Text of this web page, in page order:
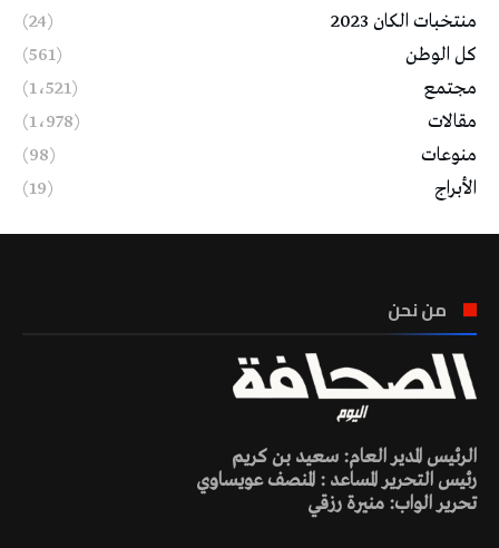
منتخبات الكان 2023
(24)
كل الوطن
(561)
مجتمع
(1٬521)
مقالات
(1٬978)
منوعات
(98)
الأبراج
(19)
من نحن
الرئيس المدير العام: سعيد بن كريم
رئيس التحرير المساعد : المنصف عويساوي
تحرير الواب: منيرة رزقي